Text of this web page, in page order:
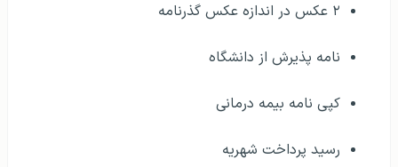
۲ عکس در اندازه عکس گذرنامه
نامه پذیرش از دانشگاه
کپی نامه بیمه درمانی
رسید پرداخت شهریه